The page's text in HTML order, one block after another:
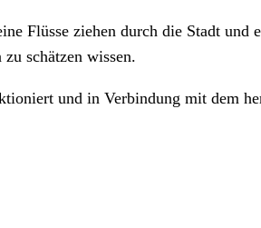
Flüsse ziehen durch die Stadt und
schätzen wissen.
und in Verbindung mit dem